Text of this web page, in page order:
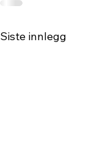
Siste innlegg